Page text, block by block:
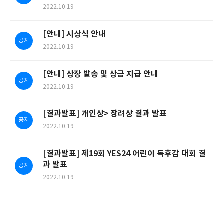
2022.10.19
공지
[안내] 시상식 안내
2022.10.19
공지
[안내] 상장 발송 및 상금 지급 안내
2022.10.19
공지
[결과발표] 개인상> 장려상 결과 발표
2022.10.19
공지
[결과발표] 제19회 YES24 어린이 독후감 대회 결
과 발표
2022.10.19